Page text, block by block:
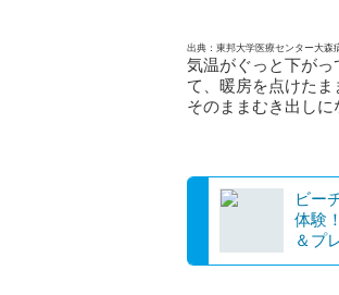
出典：東邦大学医療センター大森
気温がぐっと下が
て、暖房を点けた
そのままむき出しに
ビー
体験
＆プ